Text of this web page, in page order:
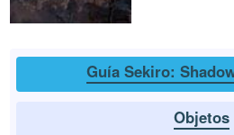
Guía Sekiro:
Objetos